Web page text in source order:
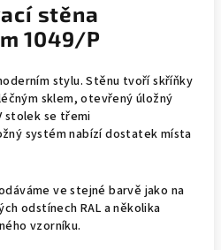
stěna
1049/P
stylu. Stěnu tvoří skříňky
sklem, otevřený úložný
stolek se třemi
systém nabízí dostatek místa
ve stejné barvě jako na
odstínech RAL a několika
vzorníku.